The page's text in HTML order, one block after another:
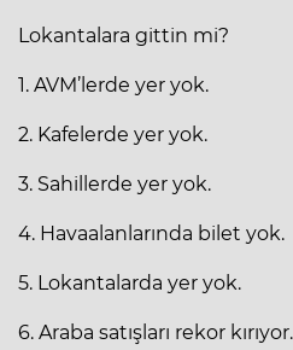
Lokantalara gittin mi?
1. AVM’lerde yer yok.
2. Kafelerde yer yok.
3. Sahillerde yer yok.
4. Havaalanlarında bilet yok.
5. Lokantalarda yer yok.
6. Araba satışları rekor kırıyor.